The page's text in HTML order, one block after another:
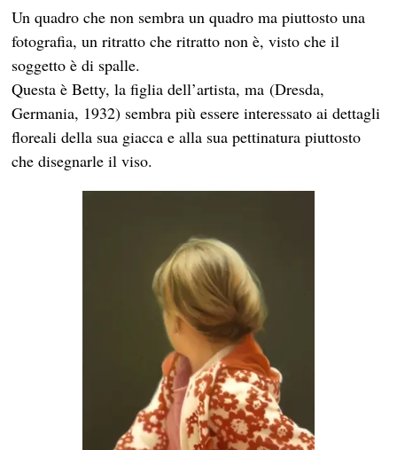
Un quadro che non sembra un quadro ma piuttosto una
fotografia, un ritratto che ritratto non è, visto che il
soggetto è di spalle.
Questa è Betty, la figlia dell’artista, ma (Dresda,
Germania, 1932) sembra più essere interessato ai dettagli
floreali della sua giacca e alla sua pettinatura piuttosto
che disegnarle il viso.